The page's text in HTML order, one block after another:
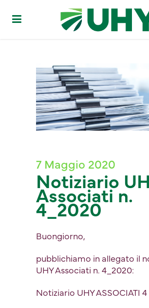
7 Maggio 2020
Notiziario
Associati n.
4_2020
Buongiorno,
pubblichiamo in allegato il
UHY Associati n. 4_2020:
Notiziario UHY ASSOCIATI